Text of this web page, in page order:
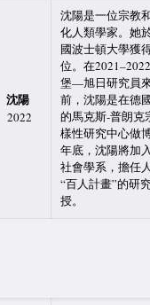
沈陽
2022
沈陽是一位宗教
化人類學家。她
國波士頓大學獲
位。在
堡—旭日研究員
前，沈陽是在德
的馬克斯-普朗克
樣性研究中心做
年底，沈陽將加
社會學系，擔任
“百人計畫”的研
授。